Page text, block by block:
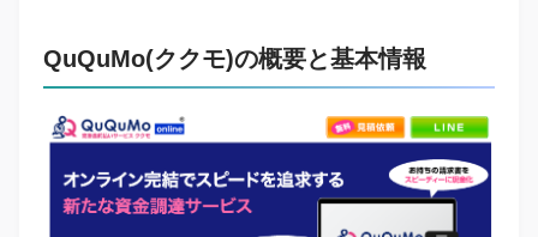
QuQuMo(ククモ)の概要と基本情報